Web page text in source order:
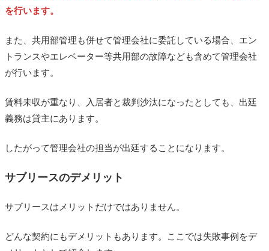
を行います。
また、共用部管理も併せて管理会社に委託している場合、エン
トランスやエレベーター等共用部の故障なども含めて管理会社
が行います。
賃料未収が重なり、入居者と裁判沙汰になったとしても、出廷
義務は貸主にあります。
したがって管理会社の担当が出廷することになります。
サブリースのデメリット
サブリースはメリットだけではありません。
どんな契約にもデメリットもあります。ここでは失敗事例をデ